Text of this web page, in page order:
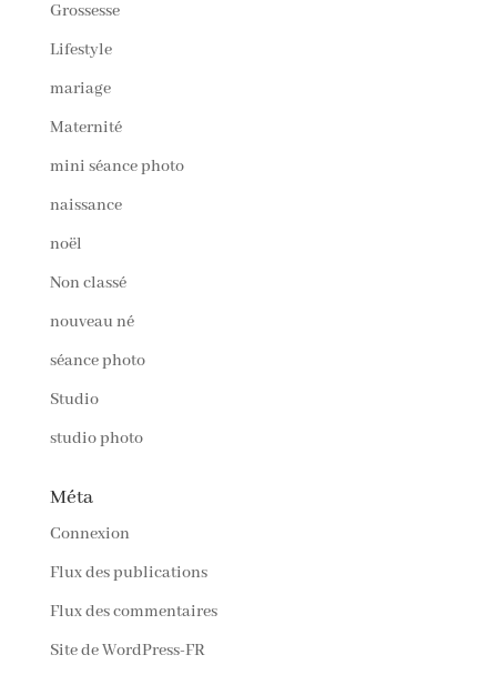
Grossesse
Lifestyle
mariage
Maternité
mini séance photo
naissance
noël
Non classé
nouveau né
séance photo
Studio
studio photo
Méta
Connexion
Flux des publications
Flux des commentaires
Site de WordPress-FR